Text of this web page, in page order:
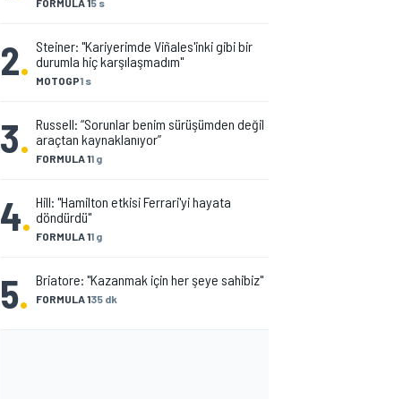
FORMULA 15 s
2. MOTOGP1 s
Steiner: "Kariyerimde Viñales'inki gibi bir
durumla hiç karşılaşmadım"
3. FORMULA 11 g
Russell: “Sorunlar benim sürüşümden değil
araçtan kaynaklanıyor”
4. FORMULA 11 g
Hill: "Hamilton etkisi Ferrari'yi hayata
döndürdü"
5. FORMULA 135 dk
Briatore: "Kazanmak için her şeye sahibiz"